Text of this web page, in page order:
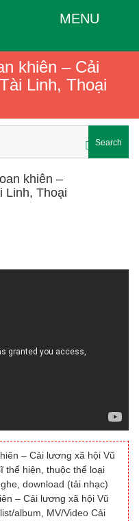
MENU
khiên – Cải
Linh, Thoại
Search
khiên –
Linh, Thoại
– Cải lương xã hội Vũ
thể hiện, thuộc thể loại
download (tải nhạc)
– Cải lương xã hội Vũ
album, MV/Video Cải